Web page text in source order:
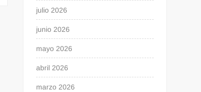
julio 2026
junio 2026
mayo 2026
abril 2026
marzo 2026